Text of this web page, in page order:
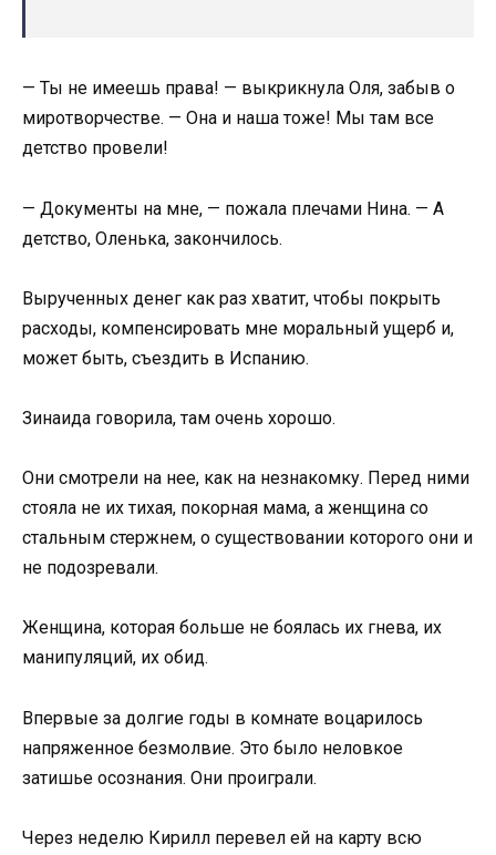
— Ты не имеешь права! — выкрикнула Оля, забыв о
миротворчестве. — Она и наша тоже! Мы там все
детство провели!
— Документы на мне, — пожала плечами Нина. — А
детство, Оленька, закончилось.
Вырученных денег как раз хватит, чтобы покрыть
расходы, компенсировать мне моральный ущерб и,
может быть, съездить в Испанию.
Зинаида говорила, там очень хорошо.
Они смотрели на нее, как на незнакомку. Перед ними
стояла не их тихая, покорная мама, а женщина со
стальным стержнем, о существовании которого они и
не подозревали.
Женщина, которая больше не боялась их гнева, их
манипуляций, их обид.
Впервые за долгие годы в комнате воцарилось
напряженное безмолвие. Это было неловкое
затишье осознания. Они проиграли.
Через неделю Кирилл перевел ей на карту всю